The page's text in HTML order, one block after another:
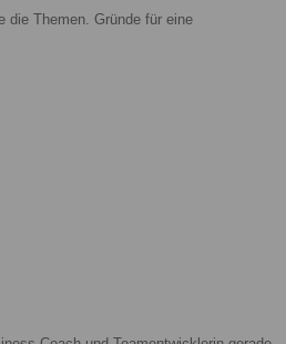
die Themen. Gründe für eine